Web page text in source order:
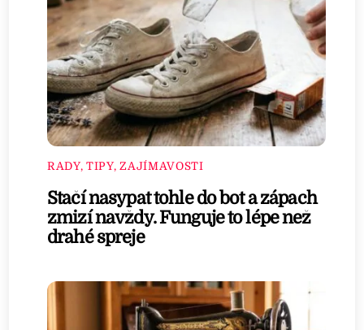
RADY, TIPY, ZAJÍMAVOSTI
Stačí nasypat tohle do bot a zápach
zmizí navždy. Funguje to lépe než
drahé spreje